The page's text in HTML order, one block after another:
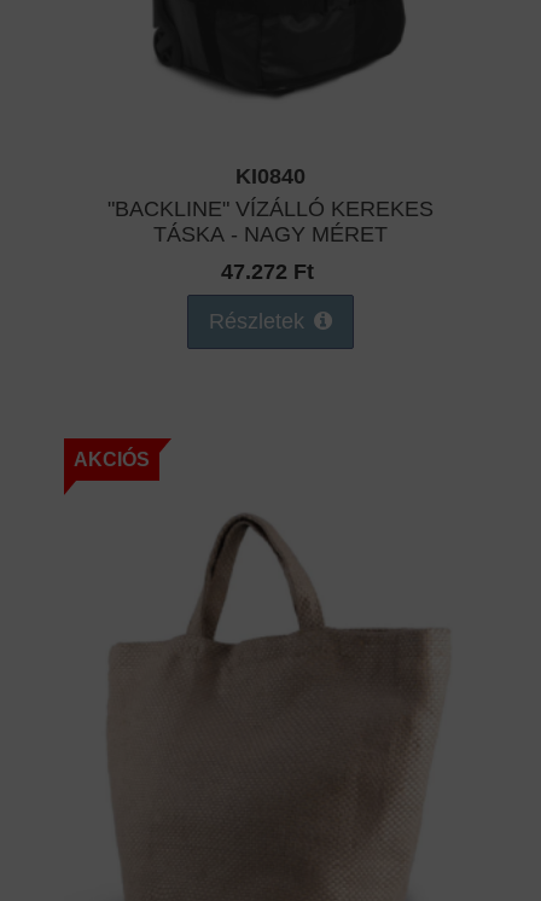
KI0840
"BACKLINE" VÍZÁLLÓ KEREKES
TÁSKA - NAGY MÉRET
47.272 Ft
Részletek
AKCIÓS